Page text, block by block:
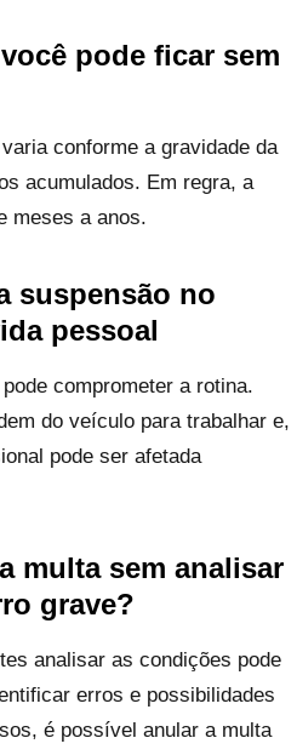
pode ficar sem
conforme a gravidade da
acumulados. Em regra, a
meses a anos.
suspensão no
pessoal
comprometer a rotina.
do veículo para trabalhar e,
pode ser afetada
multa sem analisar
grave?
analisar as condições pode
erros e possibilidades
é possível anular a multa